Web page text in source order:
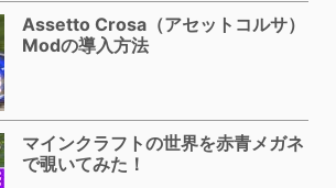
Assetto Crosa（アセットコルサ）
Modの導入方法
マインクラフトの世界を赤青メガネ
で覗いてみた！